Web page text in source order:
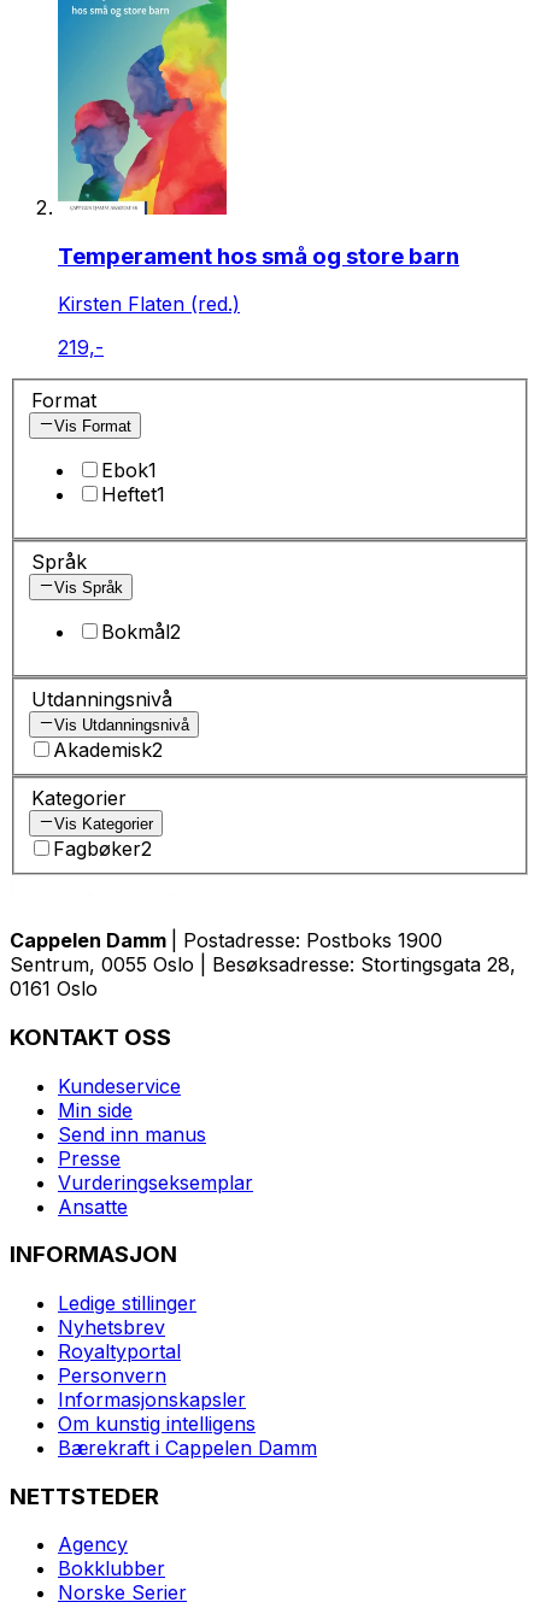
Temperament hos små og store barn
Kirsten Flaten (red.)
219,-
Format
Vis Format
Ebok1
Heftet1
Språk
Vis Språk
Bokmål2
Utdanningsnivå
Vis Utdanningsnivå
Akademisk2
Kategorier
Vis Kategorier
Fagbøker2
Cappelen Damm
| Postadresse: Postboks 1900
Sentrum, 0055 Oslo | Besøksadresse: Stortingsgata 28,
0161 Oslo
KONTAKT OSS
Kundeservice
Min side
Send inn manus
Presse
Vurderingseksemplar
Ansatte
INFORMASJON
Ledige stillinger
Nyhetsbrev
Royaltyportal
Personvern
Informasjonskapsler
Om kunstig intelligens
Bærekraft i Cappelen Damm
NETTSTEDER
Agency
Bokklubber
Norske Serier